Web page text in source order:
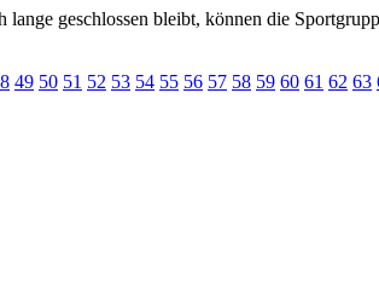
geschlossen bleibt, können die
49 50 51 52 53 54 55 56 57 58 59 60 61 62 63